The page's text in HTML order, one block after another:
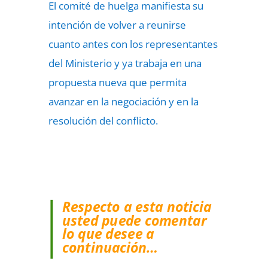
El comité de huelga manifiesta su
intención de volver a reunirse
cuanto antes con los representantes
del Ministerio y ya trabaja en una
propuesta nueva que permita
avanzar en la negociación y en la
resolución del conflicto.
Respecto a esta noticia
usted puede comentar
lo que desee a
continuación…